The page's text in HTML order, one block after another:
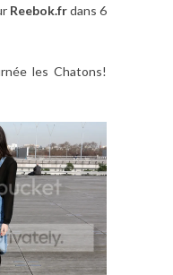
Reebok.frdans 6
les Chatons!